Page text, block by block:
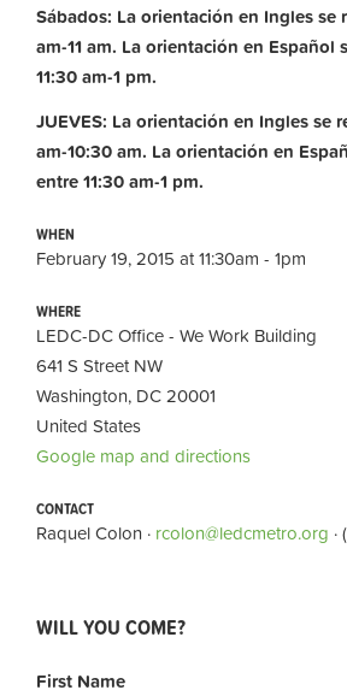
Sábados: La orientación en Ingles se
am-11 am. La orientación en Español
11:30 am-1 pm.
JUEVES: La orientación en Ingles se
am-10:30 am. La orientación en
entre 11:30 am-1 pm.
WHEN
February 19, 2015 at 11:30am - 1pm
WHERE
LEDC-DC Office - We Work Building
641 S Street NW
Washington, DC 20001
United States
Google map and directions
CONTACT
Raquel Colon · rcolon@ledcmetro.org
WILL YOU COME?
First Name